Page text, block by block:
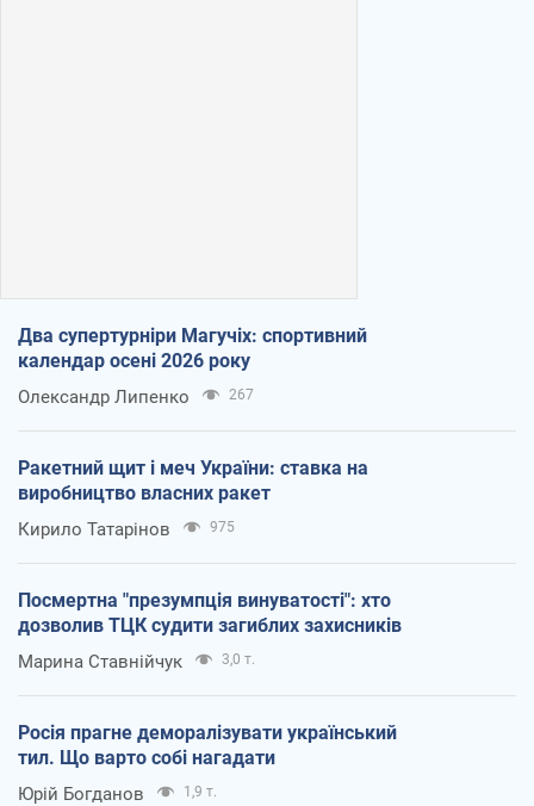
Два супертурніри Магучіх: спортивний
календар осені 2026 року
Олександр Липенко 267
Ракетний щит і меч України: ставка на
виробництво власних ракет
Кирило Татарінов 975
Посмертна "презумпція винуватості": хто
дозволив ТЦК судити загиблих захисників
Марина Ставнійчук 3,0 т.
Росія прагне деморалізувати український
тил. Що варто собі нагадати
Юрій Богданов 1,9 т.